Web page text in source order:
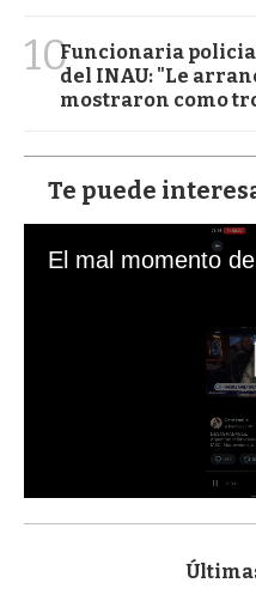
10Funcionaria
del INAU: "Le
mostraron como
Te puede
s